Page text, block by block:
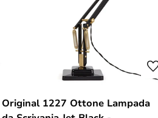
Original 1227 Ottone Lampada